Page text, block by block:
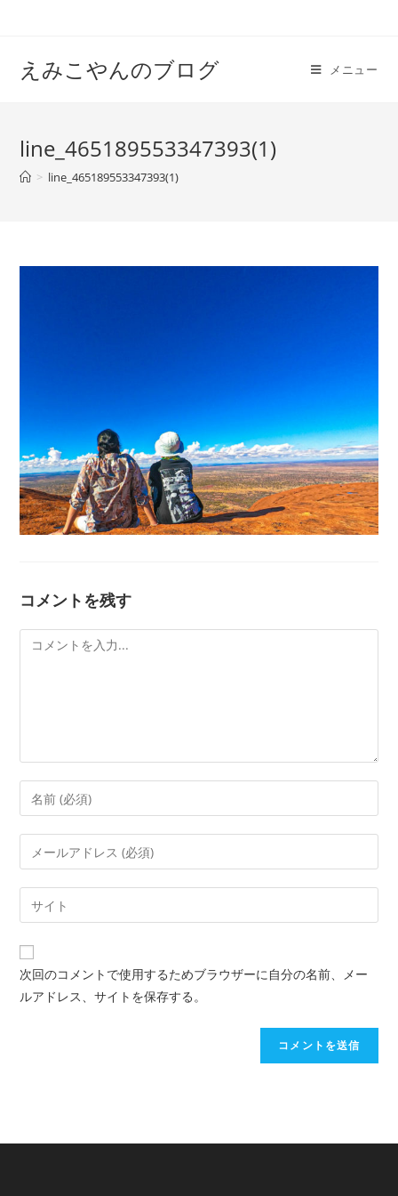
えみこやんのブログ メニュー
line_465189553347393(1)
> line_465189553347393(1)
コメントを残す
次回のコメントで使用するためブラウザーに自分の名前、メー
ルアドレス、サイトを保存する。